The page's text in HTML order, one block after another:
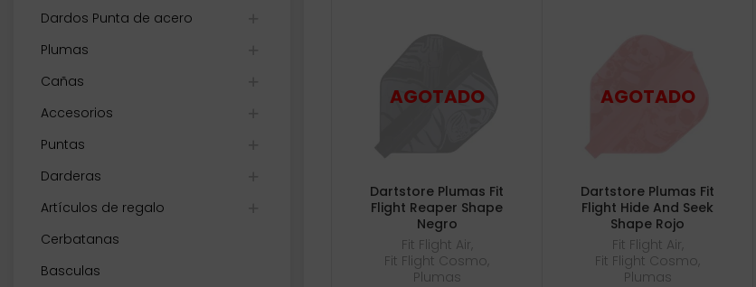
Dardos Punta de acero
Plumas
Cañas
Accesorios
Puntas
Darderas
Artículos de regalo
Cerbatanas
Basculas
Dartstore Plumas Fit
Flight Reaper Shape
Negro
Fit Flight Air ,
Fit Flight Cosmo,
Plumas
Dartstore Plumas Fit
Flight Hide And Seek
Shape Rojo
Fit Flight Air ,
Fit Flight Cosmo,
Plumas